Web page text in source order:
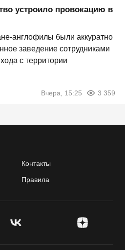
устроило провокацию в
англофилы были аккуратно
заведение сотрудниками
с территории
Вчера, 15:25 3 359
Контакты
Правила